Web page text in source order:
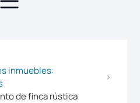
inmuebles:
de finca rústica